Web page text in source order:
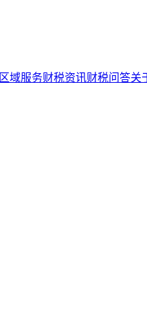
区域服务财税资讯财税问答关